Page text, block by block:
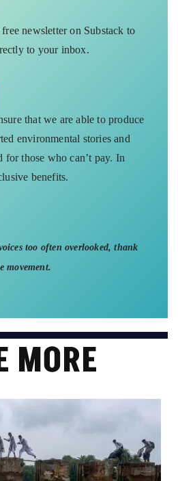
newsletter on Substack to
to your inbox.
that we are able to produce
environmental stories and
for those who can’t pay. In
benefits.
too often overlooked, thank
movement.
MORE